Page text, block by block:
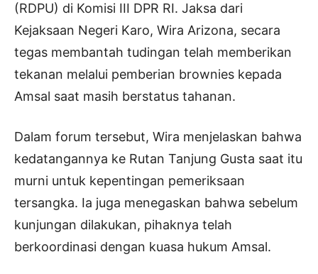
(RDPU) di Komisi III DPR RI. Jaksa dari
Kejaksaan Negeri Karo, Wira Arizona, secara
tegas membantah tudingan telah memberikan
tekanan melalui pemberian brownies kepada
Amsal saat masih berstatus tahanan.
Dalam forum tersebut, Wira menjelaskan bahwa
kedatangannya ke Rutan Tanjung Gusta saat itu
murni untuk kepentingan pemeriksaan
tersangka. Ia juga menegaskan bahwa sebelum
kunjungan dilakukan, pihaknya telah
berkoordinasi dengan kuasa hukum Amsal.